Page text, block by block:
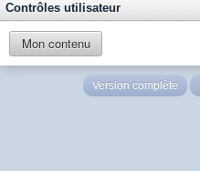
Contrôles utilisateur
Mon contenu
Version complète